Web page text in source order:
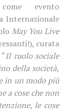
evento
Internazionale
May You Live
curata
Il ruolo sociale
della società,
in un modo più
a cose che non
le cose